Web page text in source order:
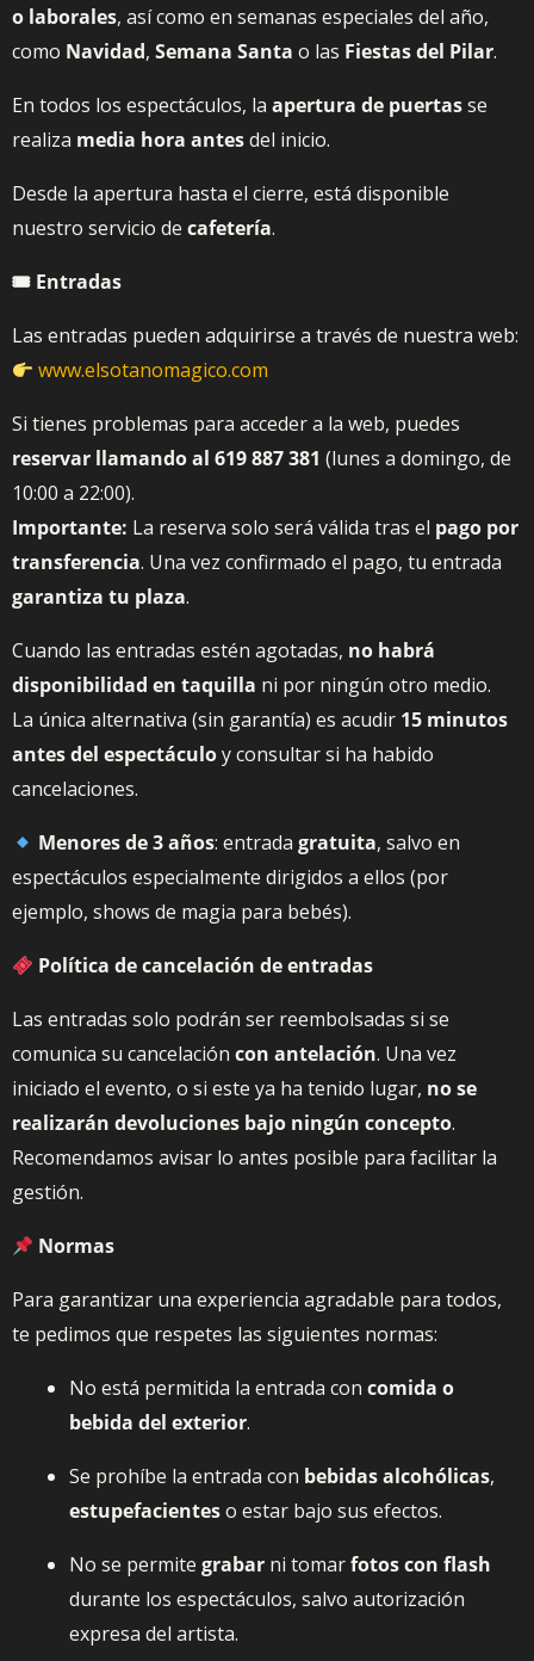
o laborales, así como en semanas especiales del año,
como Navidad, Semana Santa o las Fiestas del Pilar.
En todos los espectáculos, la apertura de puertasse
realiza media hora antesdel inicio.
Desde la apertura hasta el cierre, está disponible
nuestro servicio de cafetería.
🎟 Entradas
Las entradas pueden adquirirse a través de nuestra web:
www.elsotanomagico.com
Si tienes problemas para acceder a la web, puedes
reservar llamando al 619 887 381 (lunes a domingo, de
10:00 a 22:00).
Importante: La reserva solo será válida tras el pago por
transferencia. Una vez confirmado el pago, tu entrada
garantiza tu plaza.
Cuando las entradas estén agotadas, no habrá
disponibilidad en taquilla ni por ningún otro medio.
La única alternativa (sin garantía) es acudir 15 minutos
antes del espectáculoy consultar si ha habido
cancelaciones.
Menores de 3 años: entradagratuita, salvo en
espectáculos especialmente dirigidos a ellos (por
ejemplo, shows de magia para bebés).
Política de cancelación de entradas
Las entradas solo podrán ser reembolsadas si se
comunica su cancelación con antelación. Una vez
iniciado el evento, o si este ya ha tenido lugar, no se
realizarán devoluciones bajo ningún concepto.
Recomendamos avisar lo antes posible para facilitar la
gestión.
Normas
Para garantizar una experiencia agradable para todos,
te pedimos que respetes las siguientes normas:
No está permitida la entrada con comida o
bebida del exterior.
Se prohíbe la entrada con bebidas alcohólicas,
estupefacienteso estar bajo sus efectos.
No se permite grabar ni tomarfotos con flash
durante los espectáculos, salvo autorización
expresa del artista.